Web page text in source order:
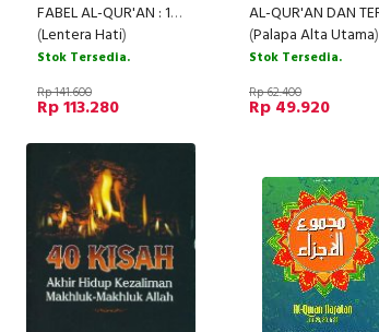
FABEL AL-QUR'AN : 16 Kisah Binatang Istimewa Yang Diabadikan Al-Quran
(Lentera Hati)
Stok Tersedia.
Rp 141.600
Rp 113.280
(Palapa Alta Utama)
Stok Tersedia.
Rp 62.400
Rp 49.920